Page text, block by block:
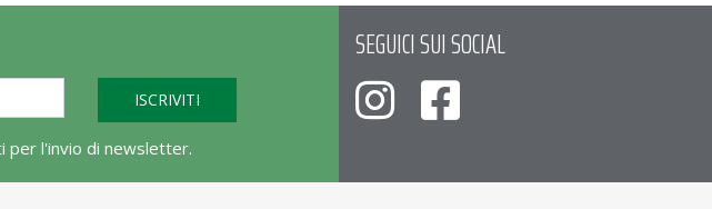
per l'invio di newsletter.
SEGUICI SUI SOCIAL